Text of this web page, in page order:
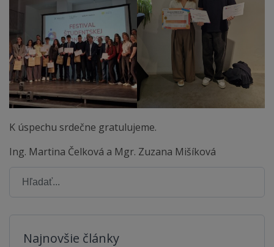
K úspechu srdečne gratulujeme.
Ing. Martina Čelková a Mgr. Zuzana Mišíková
Najnovšie články